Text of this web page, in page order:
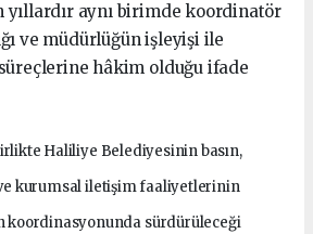
yıllardır aynı birimde koordinatör
ve müdürlüğün işleyişi ile
hâkim olduğu ifade
Haliliye Belediyesinin basın,
kurumsal iletişim faaliyetlerinin
koordinasyonunda sürdürüleceği